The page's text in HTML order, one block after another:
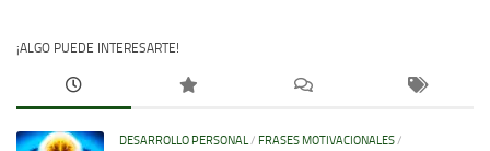
¡ALGO PUEDE INTERESARTE!
DESARROLLO PERSONAL/ FRASES MOTIVACIONALES/